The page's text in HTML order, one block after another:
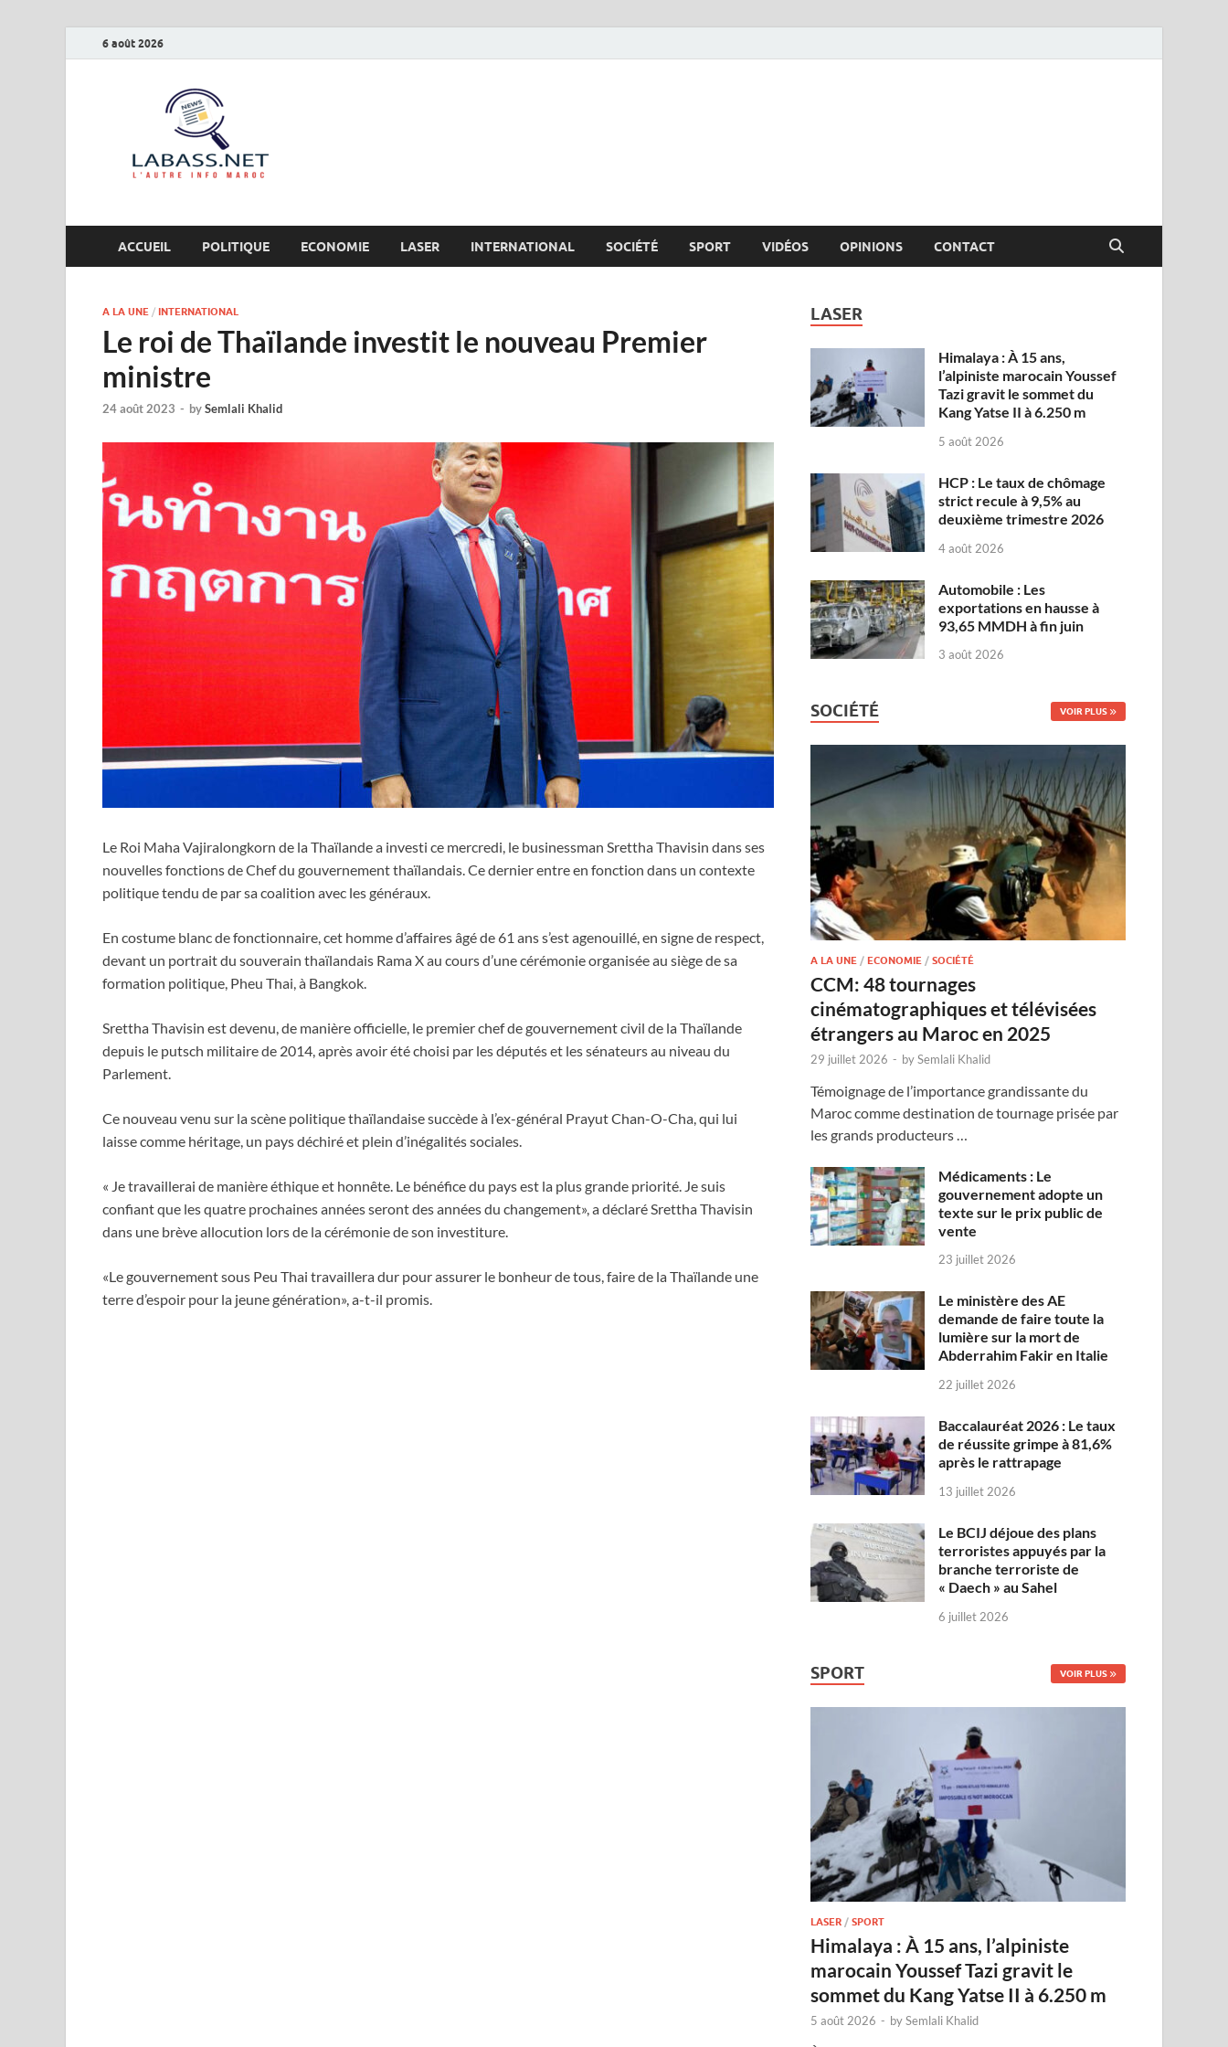
6 août 2026
ACCUEIL POLITIQUE ECONOMIE LASER INTERNATIONAL SOCIÉTÉ SPORT VIDÉOS OPINIONS CONTACT
A LA UNE / INTERNATIONAL
Le roi de Thaïlande investit le nouveau Premier
ministre
24 août 2023 - bySemlali Khalid
Le Roi Maha Vajiralongkorn de la Thaïlande a investi ce mercredi, le businessman Srettha Thavisin dans ses
nouvelles fonctions de Chef du gouvernement thaïlandais. Ce dernier entre en fonction dans un contexte
politique tendu de par sa coalition avec les généraux.
En costume blanc de fonctionnaire, cet homme d’affaires âgé de 61 ans s’est agenouillé, en signe de respect,
devant un portrait du souverain thaïlandais Rama X au cours d’une cérémonie organisée au siège de sa
formation politique, Pheu Thai, à Bangkok.
Srettha Thavisin est devenu, de manière officielle, le premier chef de gouvernement civil de la Thaïlande
depuis le putsch militaire de 2014, après avoir été choisi par les députés et les sénateurs au niveau du
Parlement.
Ce nouveau venu sur la scène politique thaïlandaise succède à l’ex-général Prayut Chan-O-Cha, qui lui
laisse comme héritage, un pays déchiré et plein d’inégalités sociales.
« Je travaillerai de manière éthique et honnête. Le bénéfice du pays est la plus grande priorité. Je suis
confiant que les quatre prochaines années seront des années du changement», a déclaré Srettha Thavisin
dans une brève allocution lors de la cérémonie de son investiture.
«Le gouvernement sous Peu Thai travaillera dur pour assurer le bonheur de tous, faire de la Thaïlande une
terre d’espoir pour la jeune génération», a-t-il promis.
LASER
Himalaya : À 15 ans,
l’alpiniste marocain Youssef
Tazi gravit le sommet du
Kang Yatse II à 6.250 m
5 août 2026
HCP : Le taux de chômage
strict recule à 9,5% au
deuxième trimestre 2026
4 août 2026
Automobile : Les
exportations en hausse à
93,65 MMDH à fin juin
3 août 2026
SOCIÉTÉ VOIR PLUS
A LA UNE /ECONOMIE /SOCIÉTÉ
CCM: 48 tournages
cinématographiques et télévisées
étrangers au Maroc en 2025
29 juillet 2026 - bySemlali Khalid
Témoignage de l’importance grandissante du
Maroc comme destination de tournage prisée par
les grands producteurs …
Médicaments : Le
gouvernement adopte un
texte sur le prix public de
vente
23 juillet 2026
Le ministère des AE
demande de faire toute la
lumière sur la mort de
Abderrahim Fakir en Italie
22 juillet 2026
Baccalauréat 2026 : Le taux
de réussite grimpe à 81,6%
après le rattrapage
13 juillet 2026
Le BCIJ déjoue des plans
terroristes appuyés par la
branche terroriste de
« Daech » au Sahel
6 juillet 2026
SPORT VOIR PLUS
LASER /SPORT
Himalaya : À 15 ans, l’alpiniste
marocain Youssef Tazi gravit le
sommet du Kang Yatse II à 6.250 m
5 août 2026 - bySemlali Khalid